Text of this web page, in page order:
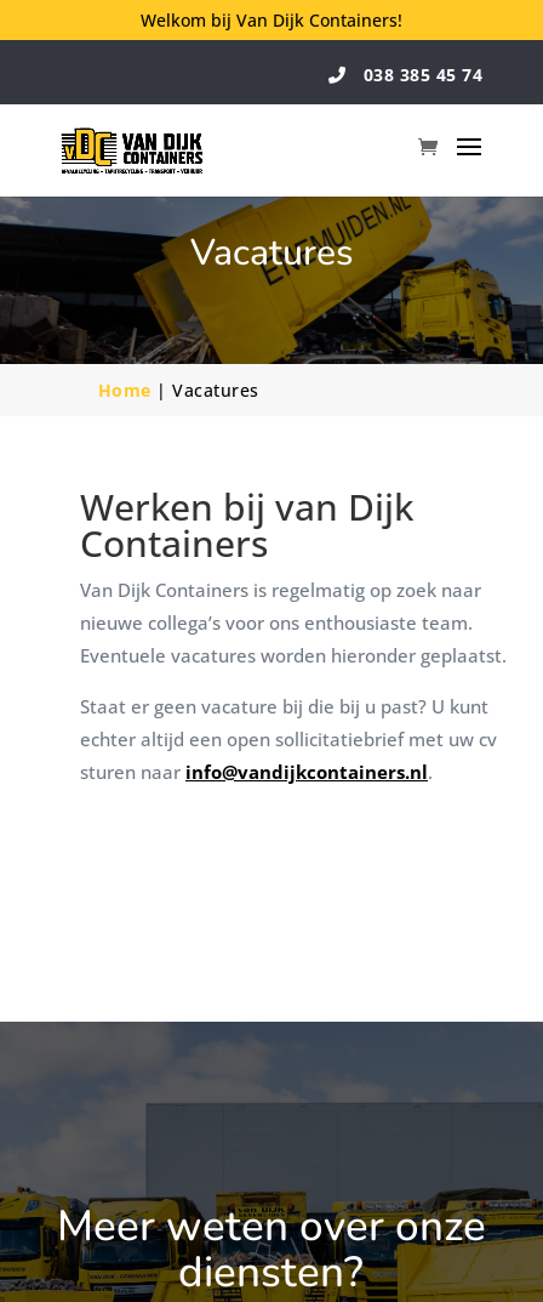
038 385 45 74
Welkom bij Van Dijk Containers!
Vacatures
Home |Vacatures
Werken bij van Dijk
Containers
Van Dijk Containers is regelmatig op zoek naar
nieuwe collega’s voor ons enthousiaste team.
Eventuele vacatures worden hieronder geplaatst.
Staat er geen vacature bij die bij u past? U kunt
echter altijd een open sollicitatiebrief met uw cv
sturen naar info@vandijkcontainers.nl.
Meer weten over onze
diensten?